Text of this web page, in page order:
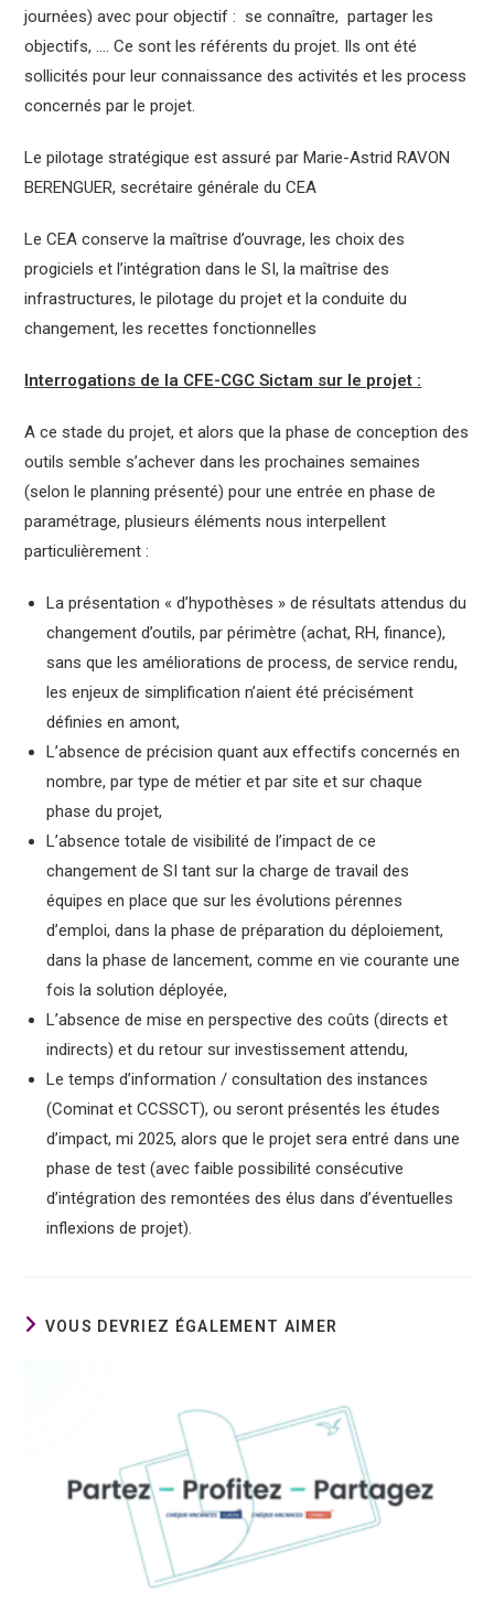
journées) avec pour objectif : se connaître, partager les
objectifs, …. Ce sont les référents du projet. Ils ont été
sollicités pour leur connaissance des activités et les process
concernés par le projet.
Le pilotage stratégique est assuré par Marie-Astrid RAVON
BERENGUER, secrétaire générale du CEA
Le CEA conserve la maîtrise d’ouvrage, les choix des
progiciels et l’intégration dans le SI, la maîtrise des
infrastructures, le pilotage du projet et la conduite du
changement, les recettes fonctionnelles
Interrogations de la CFE-CGC Sictam sur le projet :
A ce stade du projet, et alors que la phase de conception des
outils semble s’achever dans les prochaines semaines
(selon le planning présenté) pour une entrée en phase de
paramétrage, plusieurs éléments nous interpellent
particulièrement :
La présentation « d’hypothèses » de résultats attendus du
changement d’outils, par périmètre (achat, RH, finance),
sans que les améliorations de process, de service rendu,
les enjeux de simplification n’aient été précisément
définies en amont,
L’absence de précision quant aux effectifs concernés en
nombre, par type de métier et par site et sur chaque
phase du projet,
L’absence totale de visibilité de l’impact de ce
changement de SI tant sur la charge de travail des
équipes en place que sur les évolutions pérennes
d’emploi, dans la phase de préparation du déploiement,
dans la phase de lancement, comme en vie courante une
fois la solution déployée,
L’absence de mise en perspective des coûts (directs et
indirects) et du retour sur investissement attendu,
Le temps d’information / consultation des instances
(Cominat et CCSSCT), ou seront présentés les études
d’impact, mi 2025, alors que le projet sera entré dans une
phase de test (avec faible possibilité consécutive
d’intégration des remontées des élus dans d’éventuelles
inflexions de projet).
VOUS DEVRIEZ ÉGALEMENT AIMER